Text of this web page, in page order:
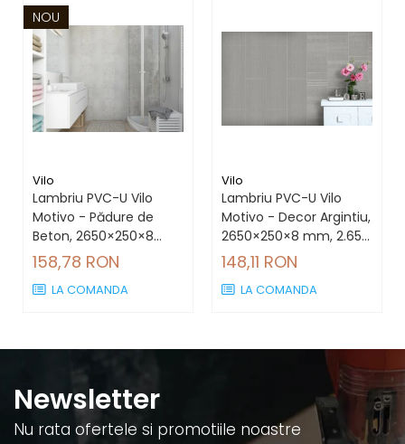
NOU
Vilo
Lambriu PVC-U Vilo
Motivo - Pădure de
Beton, 2650×250×8
mm, 2.65 mp/cutie (4
bucăți)
158,78 RON
LA COMANDA
Vilo
Lambriu PVC-U Vilo
Motivo - Decor Argintiu,
2650×250×8 mm, 2.65
mp/cutie (4 bucăți)
148,11 RON
LA COMANDA
Newsletter
Nu rata ofertele si promotiile noastre